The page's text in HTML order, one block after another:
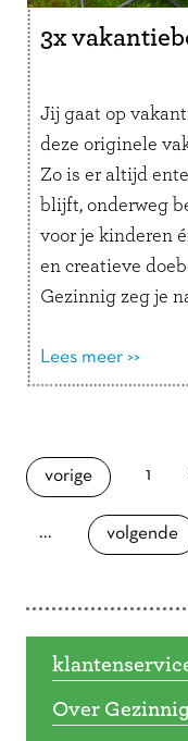
3x
Jij gaat op
deze originele
Zo is er altijd
blijft, onderweg
voor je kinderen
en creatieve
Gezinnig zeg je
Lees meer >>
paginapage 3 of 16
vorige
pagina 1
... volgende
pagina
laatste pagina
Over